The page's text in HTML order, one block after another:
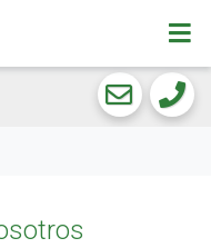
CKEW
cookies